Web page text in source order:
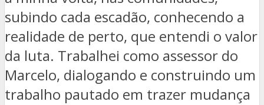
subindo cada escadão, conhecendo a
realidade de perto, que entendi o valor
da luta. Trabalhei como assessor do
Marcelo, dialogando e construindo um
trabalho pautado em trazer mudança